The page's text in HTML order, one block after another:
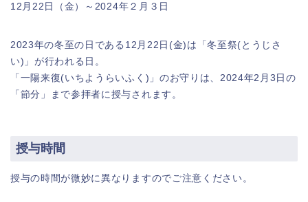
12月22日（金）～2024年２月３日
2023年の冬至の日である12月22日(金)は「冬至祭(とうじさ
い)」が行われる日。
「一陽来復(いちようらいふく)」のお守りは、2024年2月3日の
「節分」まで参拝者に授与されます。
授与時間
授与の時間が微妙に異なりますのでご注意ください。